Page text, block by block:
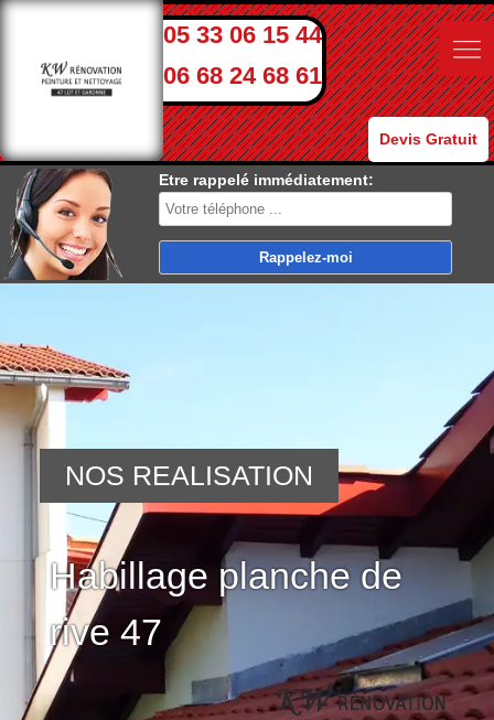
05 33 06 15 44
06 68 24 68 61
Devis Gratuit
Etre rappelé immédiatement:
Habillage planche de
rive 47
NOS REALISATION